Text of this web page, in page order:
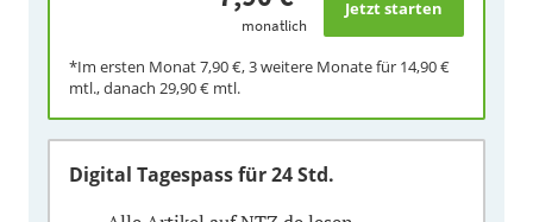
monatlich
*Im ersten Monat7,90 €, 3 weitere Monate für 14,90 €
mtl., danach 29,90 € mtl.
Digital Tagespassfür 24 Std.